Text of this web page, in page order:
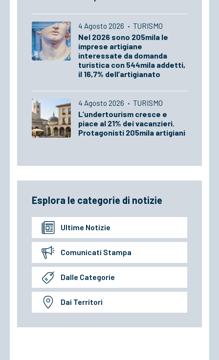
4 Agosto 2026 · TURISMO
Nel 2026 sono 205mila le
imprese artigiane
interessate da domanda
turistica con 544mila addetti,
il 16,7% dell’artigianato
4 Agosto 2026 · TURISMO
L’undertourism cresce e
piace al 21% dei vacanzieri.
Protagonisti 205mila artigiani
Esplora le categorie di notizie
Ultime Notizie
Comunicati Stampa
Dalle Categorie
Dai Territori